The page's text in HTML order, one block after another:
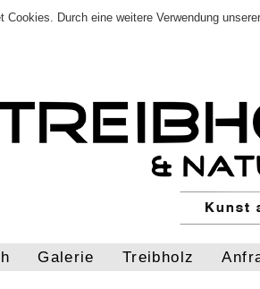
Cookies. Durch eine weitere Verwendung
Galerie Treibholz